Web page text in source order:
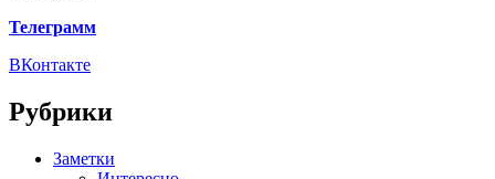
Телеграмм
ВКонтакте
Рубрики
Заметки